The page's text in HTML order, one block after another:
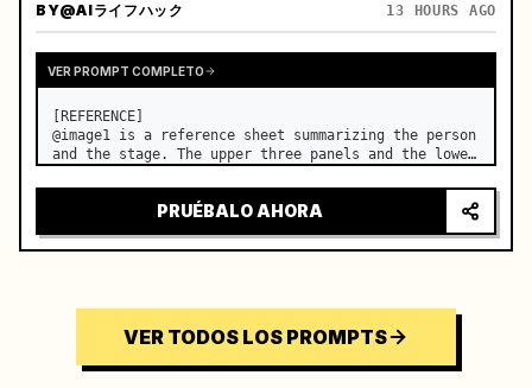
BY@AIライフハック 13 HOURS AGO
VER PROMPT COMPLETO
[REFERENCE]
@image1 is a reference sheet summarizing the person
and the stage. The upper three panels and the lower
the face, hair, body type, costume, and whole body
of the same woman appearing alone in the vi…
PRUÉBALO AHORA
VER TODOS LOS PROMPTS